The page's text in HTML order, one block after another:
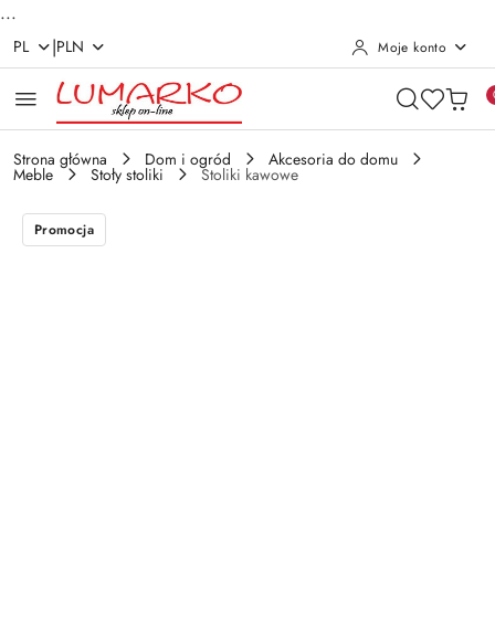
...
Przejdź do treści głównej
Przejdź do wyszukiwarki
Przejdź do moje konto
Przejdź do menu głównego
Przejdź do opisu produktu
Przejdź do stopki
PL |PLN Moje konto
Strona główna Dom i ogród Akcesoria do domu
Meble Stoły stoliki Stoliki kawowe
Promocja